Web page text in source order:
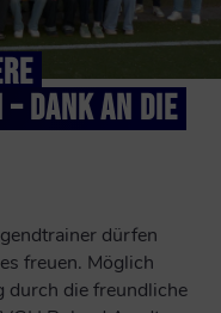
DANK AN DIE
dürfen
freuen. Möglich
durch die freundliche